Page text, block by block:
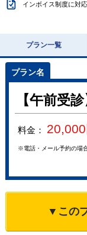
インボイス制度に対応
プラン一覧
【午前受
料金： 20,000
※電話・メール予約の場
▼この